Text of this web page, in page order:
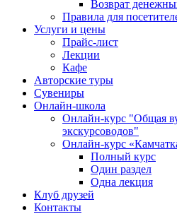
Возврат
Правила для
Услуги и цены
Прайс-лист
Лекции
Кафе
Авторские туры
Сувениры
Онлайн-школа
Онлайн-курс "Общая
экскурсоводов"
Онлайн-курс
Полный курс
Один раздел
Одна лекция
Клуб друзей
Контакты